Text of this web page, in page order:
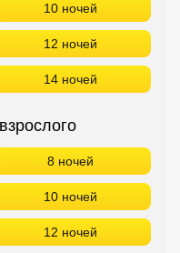
10 ночей
12 ночей
14 ночей
8 ночей
10 ночей
12 ночей